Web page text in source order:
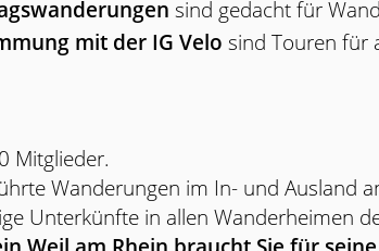
sind gedacht für
mit der IG Velo sind Touren für
Mitglieder.
Wanderungen im In- und Ausland
Unterkünfte in allen Wanderheimen